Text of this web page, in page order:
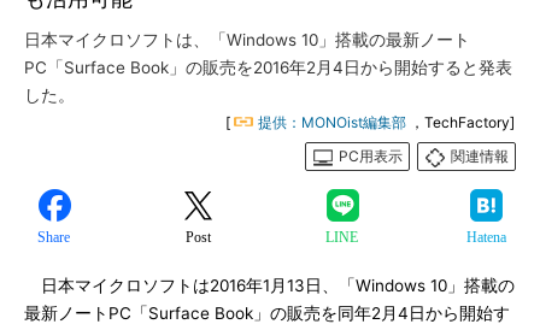
日本マイクロソフトは、「Windows 10」搭載の最新ノート
PC「Surface Book」の販売を2016年2月4日から開始すると発表
した。
[ 提供：MONOist編集部 ，TechFactory]
PC用表示
関連情報
Share Post LINE Hatena
日本マイクロソフトは2016年1月13日、「Windows 10」搭載の
最新ノートPC「Surface Book」の販売を同年2月4日から開始す